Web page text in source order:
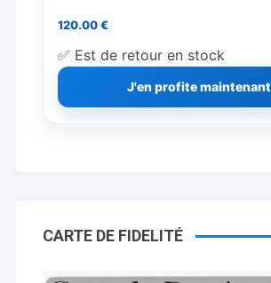
120.00€
✅ Est de retour en stock
J'en profite maintenant
CARTE DE FIDELITÉ